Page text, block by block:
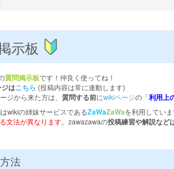
示板
質問掲示板です！仲良く使ってね！
はこちら (投稿内容は常に連動します)
ジから来た方は、質問する前にwikiページの「利用上
wikiの姉妹サービスであるZaWaZaWaを利用してい
文法が異なります。zawazawaの投稿練習や解説など
法